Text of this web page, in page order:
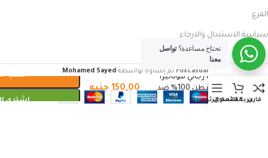
الفرع
سياسة الاستبدال والارجاع
FoxCasual تم إنشاؤه بواسطةMohamed Sayed
.
قارنعربة التسوق
القائمة الرئيسية
دفايات رجالي موناليزا
ليكرا,قطن 100% ضد
الحساسية
150,00 جنيه
اطلب
اشتري
تحتاج مساعدة؟تواصل
معنا